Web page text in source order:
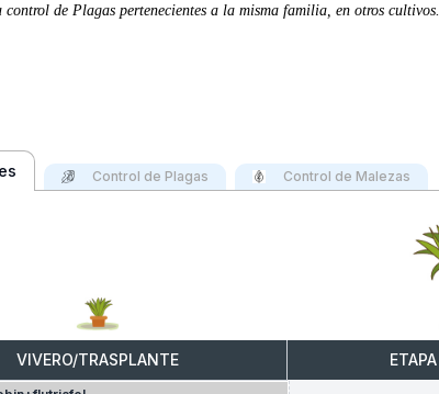
de Plagas pertenecientes a la misma familia, en otros cultivos.